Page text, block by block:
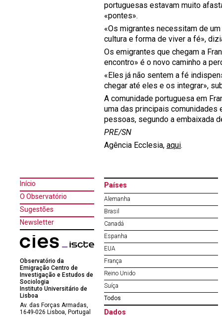
portuguesas estavam muito
«pontes».
«Os migrantes necessitam de
cultura e forma de viver a fé»,
Os emigrantes que chegam a
encontro» é o novo caminho a
«Eles já não sentem a fé
chegar até eles e os integrar»,
A comunidade portuguesa em
uma das principais
pessoas, segundo a embaixada
PRE/SN
Agência Ecclesia, aqui.
Início
O Observatório
Sugestões
Newsletter
Observatório da
Emigração Centro de
Investigação e Estudos de
Sociologia
Instituto Universitário de
Lisboa
Av. das Forças Armadas,
1649-026 Lisboa, Portugal
Países
Alemanha
Brasil
Canadá
Espanha
EUA
França
Reino Unido
Suíça
Todos
Dados